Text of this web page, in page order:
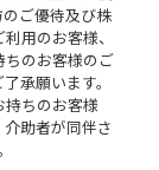
ご優待及び株
用のお客様、
ちのお客様のご
承願います。
ちのお客様
助者が同伴さ